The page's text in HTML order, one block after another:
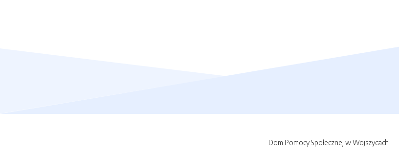
Dom Pomocy Społecznej w Wojszycach